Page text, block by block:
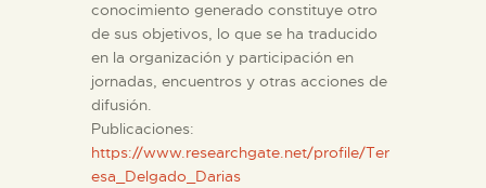
EL MUSEO
COLECCIONES
conocimiento generado constituye otro
de sus objetivos, lo que se ha traducido
en la organización y participación en
jornadas, encuentros y otras acciones de
difusión.
Publicaciones:
https://www.researchgate.net/profile/Ter
esa_Delgado_Darias